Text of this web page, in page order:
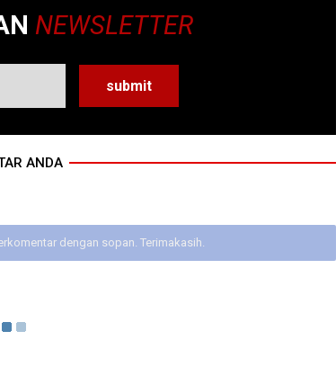
NEWSLETTER
ANDA
dengan sopan. Terimakasih.